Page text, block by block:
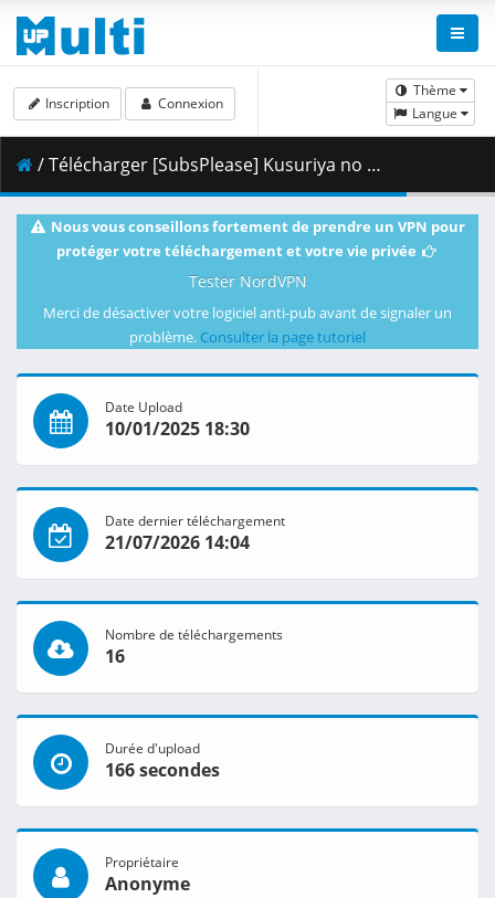
Thème
Langue
Inscription Connexion
/ Télécharger [SubsPlease] Kusuriya no Hitorigoto - 25 (1080p) [E13EC489].mkv.001 ( 465.43 MB )
Nous vous conseillons fortement de prendre un VPN pour
protéger votre téléchargement et votre vie privée
Tester NordVPN
Merci de désactiver votre logiciel anti-pub avant de signaler un
problème. Consulter la page tutoriel
Date Upload
10/01/2025 18:30
Date dernier téléchargement
21/07/2026 14:04
Nombre de téléchargements
16
Durée d'upload
166 secondes
Propriétaire
Anonyme